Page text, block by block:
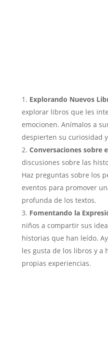
Explorando Nuevos
explorar libros que les
emocionen. Anímalos a
despierten su curiosidad
Conversaciones sobre
discusiones sobre las
Haz preguntas sobre los
eventos para promover
profunda de los textos.
Fomentando la
niños a compartir sus
historias que han leído.
les gusta de los libros y a
propias experiencias.